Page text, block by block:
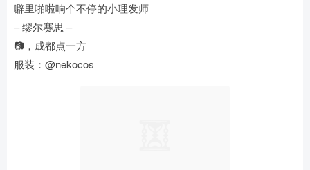
噼里啪啦响个不停的小理发师
– 缪尔赛思 –
📷，成都点一方
服装：@nekocos ​​​